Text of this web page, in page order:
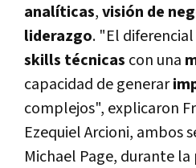
analíticas,visión de
liderazgo. "El
skills técnicas con una
capacidad de generar
complejos", explicaron
Ezequiel Arcioni, ambos
Michael Page, durante